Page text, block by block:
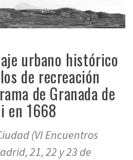
urbano histórico
de recreación
de Granada de
en 1668
(VI Encuentros
21, 22 y 23 de